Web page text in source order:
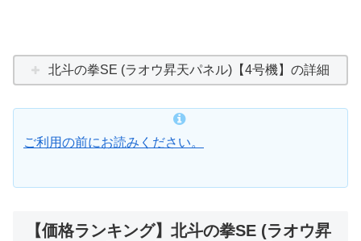
北斗の拳SE (ラオウ昇天パネル)【4号機】の詳細
ご利用の前にお読みください。
【価格ランキング】北斗の拳SE (ラオウ昇